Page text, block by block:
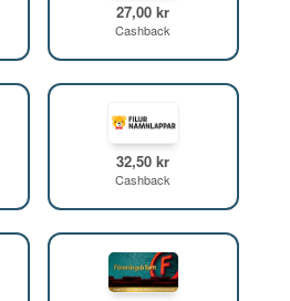
27,00 kr
Cashback
32,50 kr
Cashback